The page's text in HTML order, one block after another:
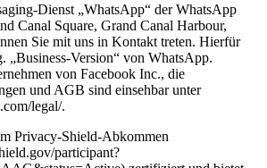
Dienst „WhatsApp“ der WhatsApp
Canal Square, Grand Canal Harbour,
Sie mit uns in Kontakt treten. Hierfür
„Business-Version“ von WhatsApp.
von Facebook Inc., die
und AGB sind einsehbar unter
legal/.
Privacy-Shield-Abkommen
participant?